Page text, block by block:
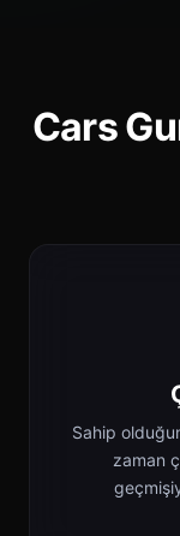
Cars
Sahip
zaman